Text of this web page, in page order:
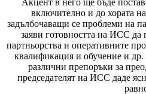
включително и до хората
задълбочаващи се проблеми на
заяви готовността на ИСС да
партньорства и оперативните
квалификация и обучение и др.
различни препоръки за
председателят на ИСС даде